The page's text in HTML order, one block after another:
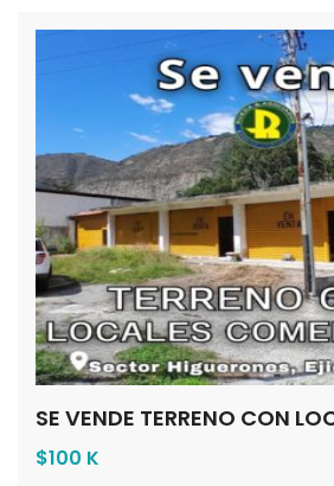
$100 K